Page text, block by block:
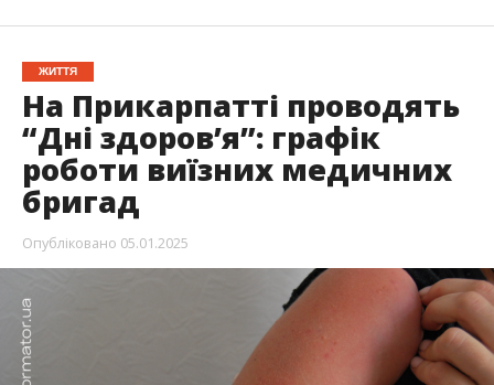
ЖИТТЯ
На Прикарпатті проводять
“Дні здоров’я”: графік
роботи виїзних медичних
бригад
Опубліковано 05.01.2025